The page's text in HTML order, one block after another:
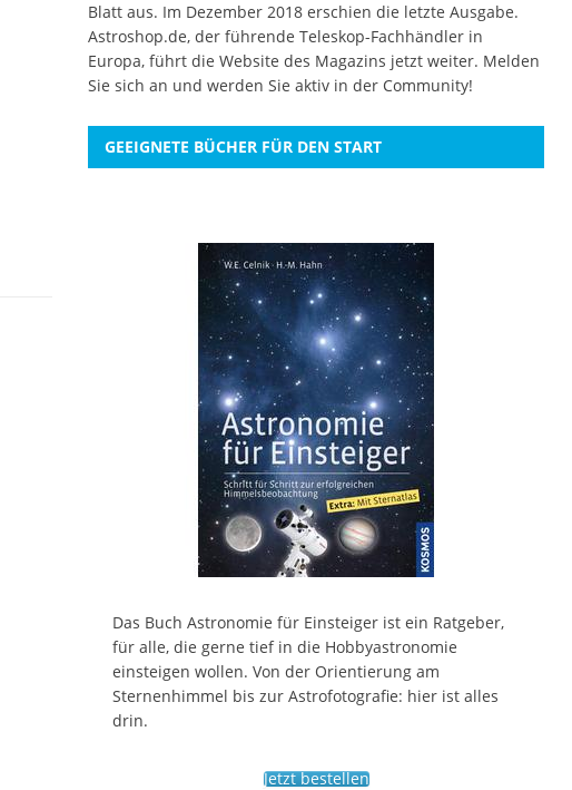
Blatt aus. Im Dezember 2018 erschien die letzte Ausgabe.
Astroshop.de, der führende Teleskop-Fachhändler in
Europa, führt die Website des Magazins jetzt weiter. Melden
Sie sich an und werden Sie aktiv in der Community!
GEEIGNETE BÜCHER FÜR DEN START
Das Buch Astronomie für Einsteiger ist ein Ratgeber,
für alle, die gerne tief in die Hobbyastronomie
einsteigen wollen. Von der Orientierung am
Sternenhimmel bis zur Astrofotografie: hier ist alles
drin.
Jetzt bestellen